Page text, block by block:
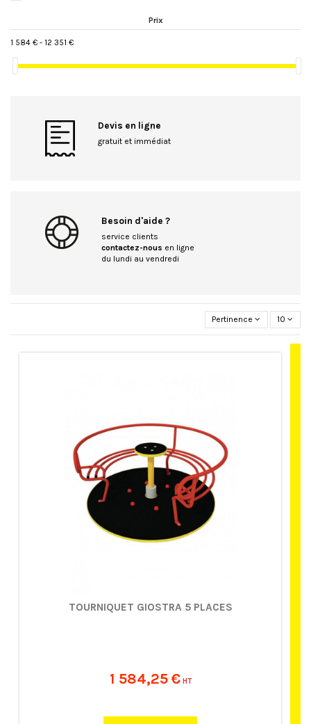
Prix
1 584 € - 12 351 €
Devis en ligne
gratuit et immédiat
Besoin d'aide ?
service clients
contactez-nous en ligne
du lundi au vendredi
Pertinence 10
TOURNIQUET GIOSTRA 5 PLACES
1 584,25 € HT